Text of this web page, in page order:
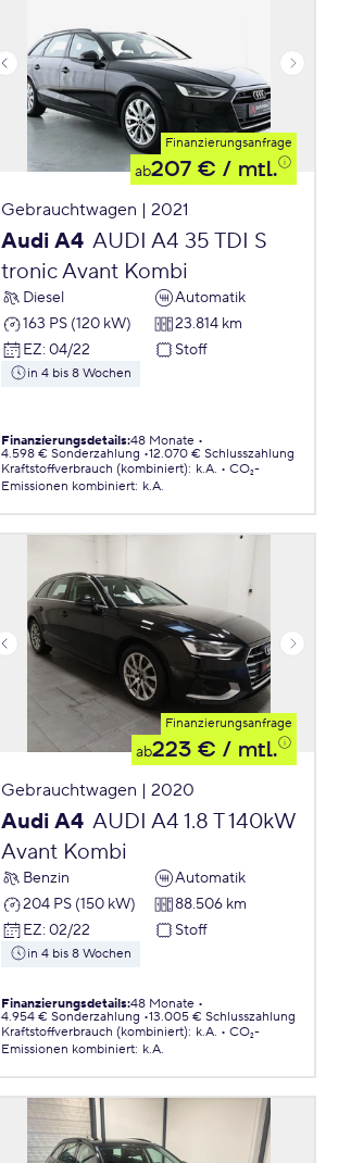
Finanzierungsanfrage
ab207 € / mtl.
Gebrauchtwagen | 2021
Audi A4 AUDI A4 35 TDI S
tronic Avant Kombi
Diesel
Automatik
163 PS (120 kW)
23.814 km
EZ: 04/22 Stoff
in 4 bis 8 Wochen
Finanzierungsdetails:48 Monate
4.598 € Sonderzahlung 12.070 € Schlusszahlung
Kraftstoffverbrauch (kombiniert): k.A.
CO₂-
Emissionen kombiniert: k.A.
Finanzierungsanfrage
ab223 € / mtl.
Gebrauchtwagen | 2020
Audi A4 AUDI A4 1.8 T 140kW
Avant Kombi
Benzin
Automatik
204 PS (150 kW)
88.506 km
EZ: 02/22 Stoff
in 4 bis 8 Wochen
Finanzierungsdetails:48 Monate
4.954 € Sonderzahlung 13.005 € Schlusszahlung
Kraftstoffverbrauch (kombiniert): k.A.
CO₂-
Emissionen kombiniert: k.A.